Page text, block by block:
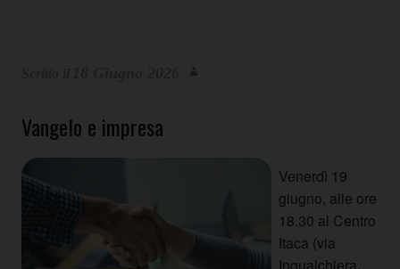
Vangelo e impresa
Venerdì 19
giugno, alle ore
18.30 al Centro
Itaca (via
Ingualchiera,